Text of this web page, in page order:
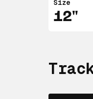
Size
12"